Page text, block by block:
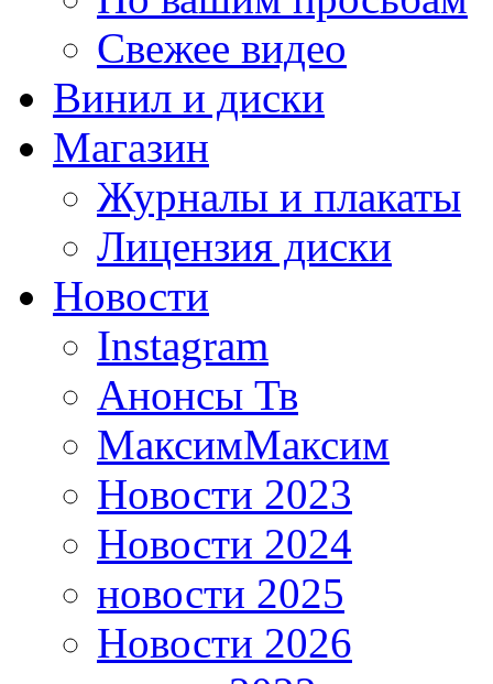
Свежее видео
Винил и диски
Магазин
Журналы и плакаты
Лицензия диски
Новости
Instagram
Анонсы Тв
МаксимМаксим
Новости 2023
Новости 2024
новости 2025
Новости 2026